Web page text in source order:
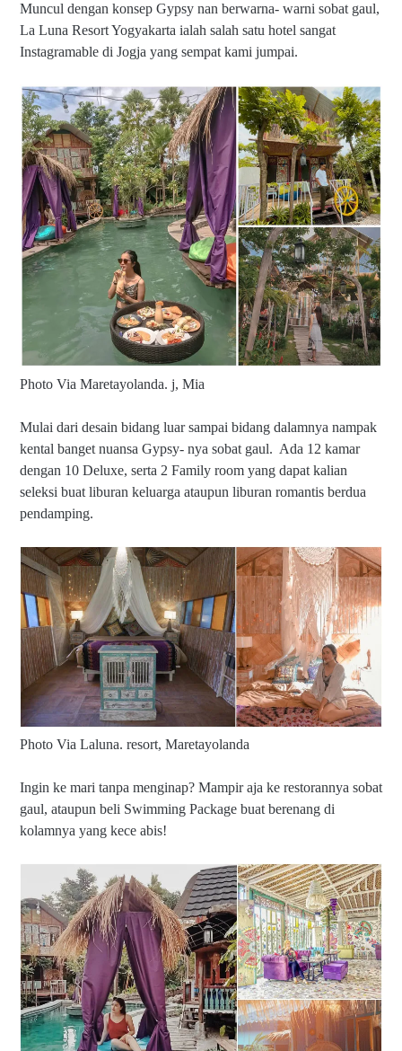
Muncul dengan konsep Gypsy nan berwarna- warni sobat gaul,
La Luna Resort Yogyakarta ialah salah satu hotel sangat
Instagramable di Jogja yang sempat kami jumpai.
Photo Via Maretayolanda. j, Mia
Mulai dari desain bidang luar sampai bidang dalamnya nampak
kental banget nuansa Gypsy- nya sobat gaul. Ada 12 kamar
dengan 10 Deluxe, serta 2 Family room yang dapat kalian
seleksi buat liburan keluarga ataupun liburan romantis berdua
pendamping.
Photo Via Laluna. resort, Maretayolanda
Ingin ke mari tanpa menginap? Mampir aja ke restorannya sobat
gaul, ataupun beli Swimming Package buat berenang di
kolamnya yang kece abis!